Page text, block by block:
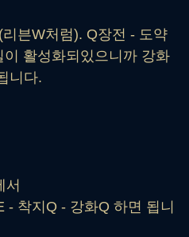
븐W처럼). Q장전 - 도약
활성화되있으니까 강화
니다.
서
- 착지Q - 강화Q 하면 됩니